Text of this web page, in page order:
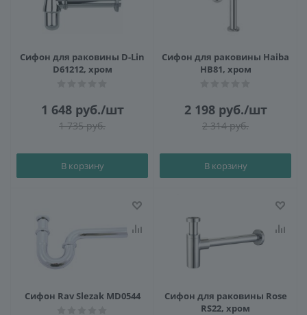
Сифон для раковины D-Lin
D61212, хром
1 648руб./шт
1 735руб.
В корзину
Сифон для раковины Haiba
HB81, хром
2 198руб./шт
2 314руб.
В корзину
Сифон Rav Slezak MD0544
Сифон для раковины Rose
RS22, хром